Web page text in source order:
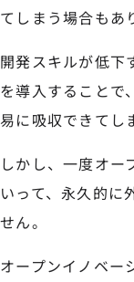
てしまう場合もあ
開発スキルが低下
を導入することで
易に吸収できてし
しかし、一度オー
いって、永久的に
せん。
オープンイノベー